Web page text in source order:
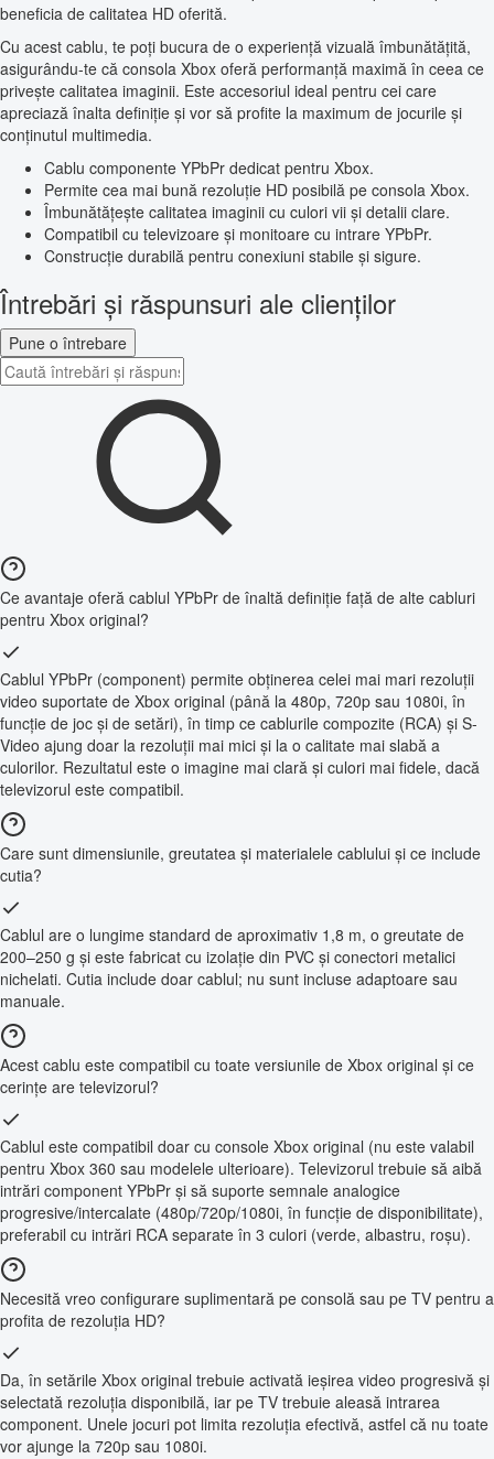
beneficia de calitatea HD oferită.
Cu acest cablu, te poți bucura de o experiență vizuală îmbunătățită,
asigurându-te că consola Xbox oferă performanță maximă în ceea ce
privește calitatea imaginii. Este accesoriul ideal pentru cei care
apreciază înalta definiție și vor să profite la maximum de jocurile și
conținutul multimedia.
Cablu componente YPbPr dedicat pentru Xbox.
Permite cea mai bună rezoluție HD posibilă pe consola Xbox.
Îmbunătățește calitatea imaginii cu culori vii și detalii clare.
Compatibil cu televizoare și monitoare cu intrare YPbPr.
Construcție durabilă pentru conexiuni stabile și sigure.
Întrebări și răspunsuri ale clienților
Pune o întrebare
Ce avantaje oferă cablul YPbPr de înaltă definiție față de alte cabluri
pentru Xbox original?
Cablul YPbPr (component) permite obținerea celei mai mari rezoluții
video suportate de Xbox original (până la 480p, 720p sau 1080i, în
funcție de joc și de setări), în timp ce cablurile compozite (RCA) și S-
Video ajung doar la rezoluții mai mici și la o calitate mai slabă a
culorilor. Rezultatul este o imagine mai clară și culori mai fidele, dacă
televizorul este compatibil.
Care sunt dimensiunile, greutatea și materialele cablului și ce include
cutia?
Cablul are o lungime standard de aproximativ 1,8 m, o greutate de
200–250 g și este fabricat cu izolație din PVC și conectori metalici
nichelati. Cutia include doar cablul; nu sunt incluse adaptoare sau
manuale.
Acest cablu este compatibil cu toate versiunile de Xbox original și ce
cerințe are televizorul?
Cablul este compatibil doar cu console Xbox original (nu este valabil
pentru Xbox 360 sau modelele ulterioare). Televizorul trebuie să aibă
intrări component YPbPr și să suporte semnale analogice
progresive/intercalate (480p/720p/1080i, în funcție de disponibilitate),
preferabil cu intrări RCA separate în 3 culori (verde, albastru, roșu).
Necesită vreo configurare suplimentară pe consolă sau pe TV pentru a
profita de rezoluția HD?
Da, în setările Xbox original trebuie activată ieșirea video progresivă și
selectată rezoluția disponibilă, iar pe TV trebuie aleasă intrarea
component. Unele jocuri pot limita rezoluția efectivă, astfel că nu toate
vor ajunge la 720p sau 1080i.